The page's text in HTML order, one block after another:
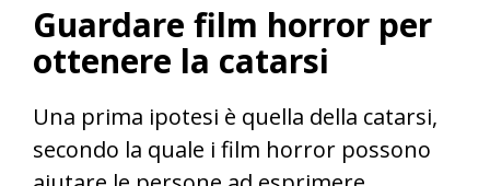
Guardare film horror per
ottenere la catarsi
Una prima ipotesi è quella della catarsi,
secondo la quale i film horror possono